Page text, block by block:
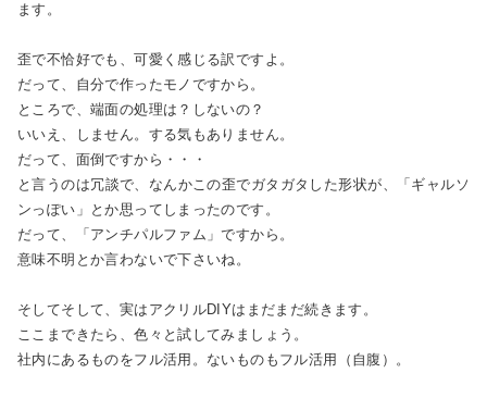
ます。
歪で不恰好でも、可愛く感じる訳ですよ。
だって、自分で作ったモノですから。
ところで、端面の処理は？しないの？
いいえ、しません。する気もありません。
だって、面倒ですから・・・
と言うのは冗談で、なんかこの歪でガタガタした形状が、「ギャルソ
ンっぽい」とか思ってしまったのです。
だって、「アンチパルファム」ですから。
意味不明とか言わないで下さいね。
そしてそして、実はアクリルDIYはまだまだ続きます。
ここまできたら、色々と試してみましょう。
社内にあるものをフル活用。ないものもフル活用（自腹）。